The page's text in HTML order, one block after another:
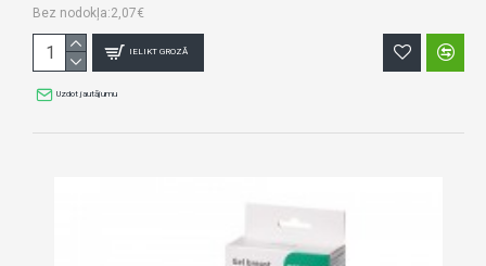
Bez nodokļa:2,07€
IELIKT GROZĀ
Uzdot jautājumu